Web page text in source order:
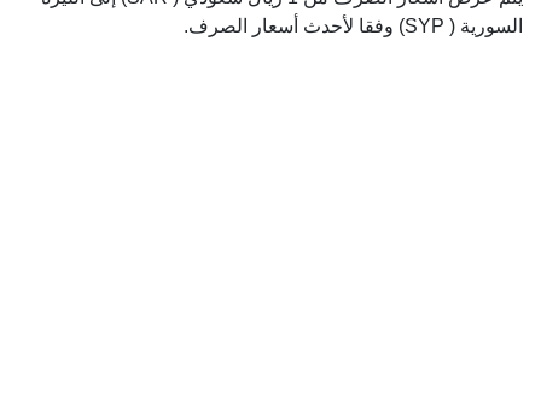
السورية ( SYP) وفقا لأحدث أسعار الصرف.